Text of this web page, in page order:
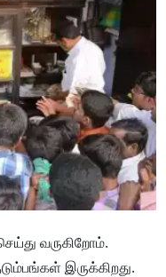
வருகிறோம்.
இருக்கிறது.